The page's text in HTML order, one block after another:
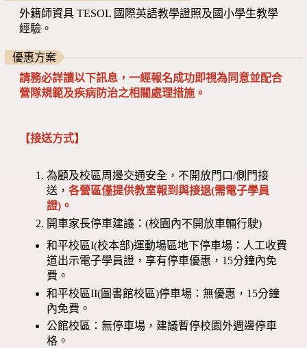
外籍師資具 TESOL 國際英語教學證照及國小學生教學
經驗。
優惠方案
請務必詳讀以下訊息，一經報名成功即視為同意並配合
營隊規範及疾病防治之相關處理措施。
【接送方式】
為顧及校區周邊交通安全，不開放門口/側門接
送，各營區僅提供教室報到與接退(需電子學員
證)。
開車家長停車建議：(校園內不開放車輛行駛)
和平校區I(校本部)運動場區地下停車場：人工收費
道出示電子學員證，享有停車優惠，15分鐘內免
費。
和平校區II(圖書館校區)停車場：無優惠，15分鐘
內免費。
公館校區：無停車場，建議暫停校園外週邊停車
格。